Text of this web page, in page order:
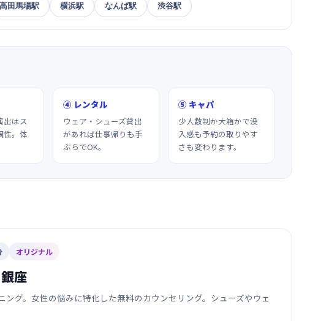
高田馬場駅 横浜駅 なんば駅 渋谷駅
出はス
性。体
④ レンタル
ウェア・シューズ貸出
があれば仕事帰りも手
ぶらでOK。
⑤ キャパ
少人数制か大箱かで没
入感も予約の取りやす
さも変わります。
オリジナル
座
ング。女性の悩みに特化した無料のカウンセリング。シューズやウェ